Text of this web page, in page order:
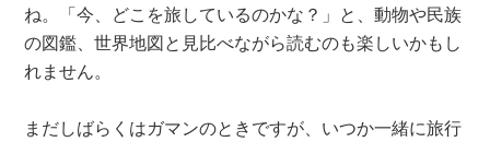
ね。「今、どこを旅しているのかな？」と、動物や民族
の図鑑、世界地図と見比べながら読むのも楽しいかもし
れません。
まだしばらくはガマンのときですが、いつか一緒に旅行